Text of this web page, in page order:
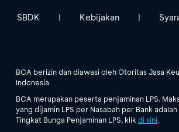
SBDK | Kebijakan |
BCA berizin dan diawasi oleh Otoritas Jasa
Indonesia
BCA merupakan peserta penjaminan LPS.
yang dijamin LPS per Nasabah per Bank
Tingkat Bunga Penjaminan LPS, klik di sini.